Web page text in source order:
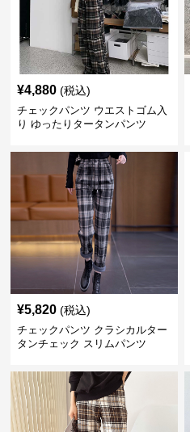
¥4,880 (税込)
チェックパンツ ウエストゴム入
り ゆったりタータンパンツ
¥5,820 (税込)
チェックパンツ クラシカルター
タンチェック スリムパンツ